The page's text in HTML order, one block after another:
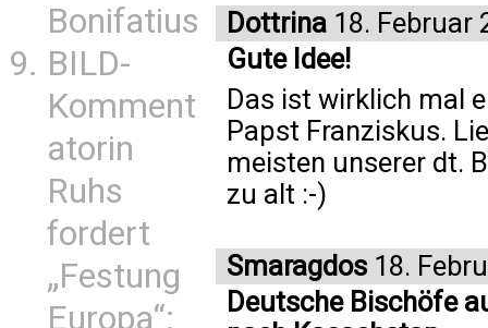
Bonifatius
BILD-
Komment
atorin
Ruhs
fordert
„Festung
Europa“:
Dottrina 18. Februar
Gute Idee!
Das ist wirklich mal
Papst Franziskus.
meisten unserer dt.
zu alt :-)
Smaragdos 18.
Deutsche Bischöfe